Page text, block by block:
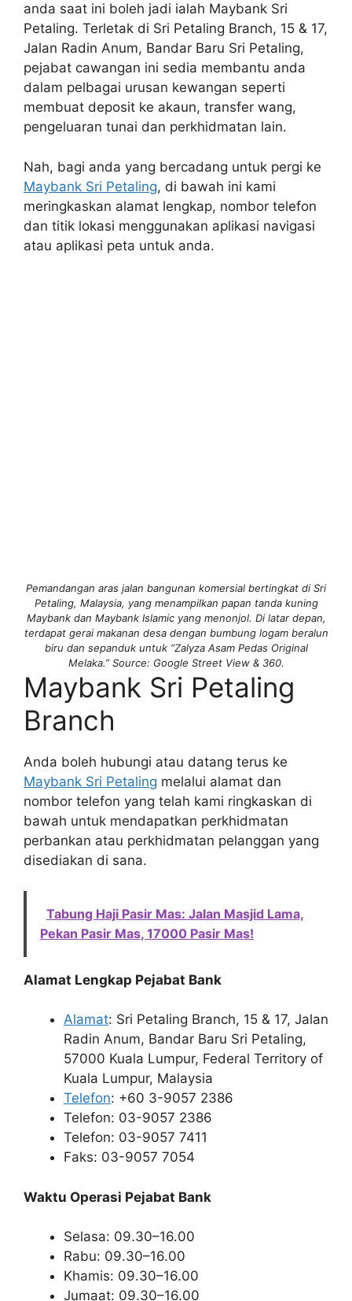
anda saat ini boleh jadi ialah Maybank Sri
Petaling. Terletak di Sri Petaling Branch, 15 & 17,
Jalan Radin Anum, Bandar Baru Sri Petaling,
pejabat cawangan ini sedia membantu anda
dalam pelbagai urusan kewangan seperti
membuat deposit ke akaun, transfer wang,
pengeluaran tunai dan perkhidmatan lain.
Nah, bagi anda yang bercadang untuk pergi ke
Maybank Sri Petaling, di bawah ini kami
meringkaskan alamat lengkap, nombor telefon
dan titik lokasi menggunakan aplikasi navigasi
atau aplikasi peta untuk anda.
Pemandangan aras jalan bangunan komersial bertingkat di Sri
Petaling, Malaysia, yang menampilkan papan tanda kuning
Maybank dan Maybank Islamic yang menonjol. Di latar depan,
terdapat gerai makanan desa dengan bumbung logam beralun
biru dan sepanduk untuk “Zalyza Asam Pedas Original
Melaka.” Source: Google Street View & 360.
Maybank Sri Petaling
Branch
Anda boleh hubungi atau datang terus ke
Maybank Sri Petaling melalui alamat dan
nombor telefon yang telah kami ringkaskan di
bawah untuk mendapatkan perkhidmatan
perbankan atau perkhidmatan pelanggan yang
disediakan di sana.
Tabung Haji Pasir Mas: Jalan Masjid Lama,
Pekan Pasir Mas, 17000 Pasir Mas!
Alamat Lengkap Pejabat Bank
Alamat: Sri Petaling Branch, 15 & 17, Jalan
Radin Anum, Bandar Baru Sri Petaling,
57000 Kuala Lumpur, Federal Territory of
Kuala Lumpur, Malaysia
Telefon: +60 3-9057 2386
Telefon: 03-9057 2386
Telefon: 03-9057 7411
Faks: 03-9057 7054
Waktu Operasi Pejabat Bank
Selasa: 09.30–16.00
Rabu: 09.30–16.00
Khamis: 09.30–16.00
Jumaat: 09.30–16.00